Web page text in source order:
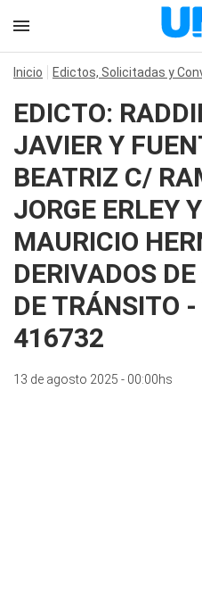
Inicio Edictos, Solicitadas y
EDICTO:
JAVIER Y
BEATRIZ C/
JORGE ERLEY
MAURICIO
DERIVADOS
DE TRÁNSITO
416732
13 de agosto 2025 - 00:00hs